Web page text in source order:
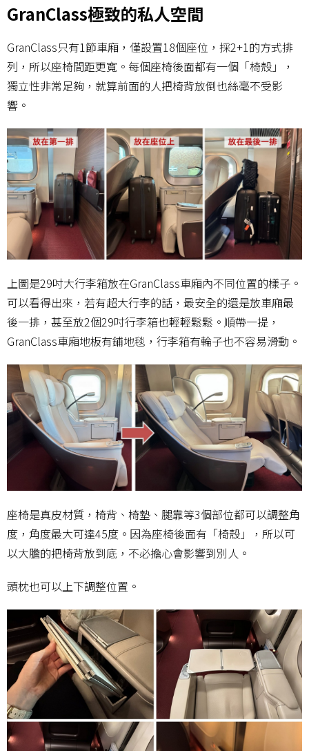
GranClass極致的私人空間
GranClass只有1節車廂，僅設置18個座位，採2+1的方式排
列，所以座椅間距更寬。每個座椅後面都有一個「椅殼」，
獨立性非常足夠，就算前面的人把椅背放倒也絲毫不受影
響。
上圖是29吋大行李箱放在GranClass車廂內不同位置的樣子。
可以看得出來，若有超大行李的話，最安全的還是放車廂最
後一排，甚至放2個29吋行李箱也輕輕鬆鬆。順帶一提，
GranClass車廂地板有鋪地毯，行李箱有輪子也不容易滑動。
座椅是真皮材質，椅背、椅墊、腿靠等3個部位都可以調整角
度，角度最大可達45度。因為座椅後面有「椅殼」，所以可
以大膽的把椅背放到底，不必擔心會影響到別人。
頭枕也可以上下調整位置。